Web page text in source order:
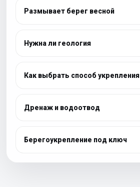
Размывает берег весной
Нужна ли геология
Как выбрать способ укрепления
Дренаж и водоотвод
Берегоукрепление под ключ